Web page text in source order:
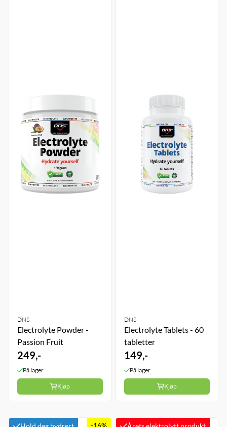
DNS
Electrolyte Powder -
Passion Fruit
249,-
På lager
Kjøp
DNS
Electrolyte Tablets - 60
tabletter
149,-
På lager
Kjøp
-16%